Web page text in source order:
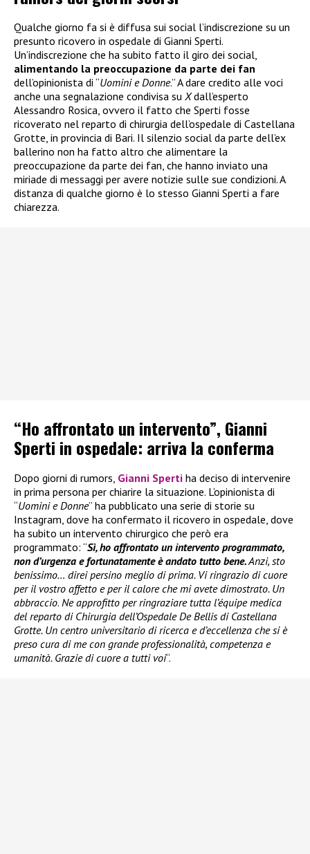
Qualche giorno fa si è diffusa sui social l’indiscrezione su un
presunto ricovero in ospedale di Gianni Sperti.
Un’indiscrezione che ha subito fatto il giro dei social,
alimentando la preoccupazione da parte dei fan
dell’opinionista di “Uomini e Donne.” A dare credito alle voci
anche una segnalazione condivisa su Xdall’esperto
Alessandro Rosica, ovvero il fatto che Sperti fosse
ricoverato nel reparto di chirurgia dell’ospedale di Castellana
Grotte, in provincia di Bari. Il silenzio social da parte dell’ex
ballerino non ha fatto altro che alimentare la
preoccupazione da parte dei fan, che hanno inviato una
miriade di messaggi per avere notizie sulle sue condizioni. A
distanza di qualche giorno è lo stesso Gianni Sperti a fare
chiarezza.
“Ho affrontato un intervento”, Gianni
Sperti in ospedale: arriva la conferma
Dopo giorni di rumors, Gianni Sperti ha deciso di intervenire
in prima persona per chiarire la situazione. L’opinionista di
“Uomini e Donne” ha pubblicato una serie di storie su
Instagram, dove ha confermato il ricovero in ospedale, dove
ha subito un intervento chirurgico che però era
programmato: “Sì, ho affrontato un intervento programmato,
non d’urgenza e fortunatamente è andato tutto bene.Anzi, sto
benissimo… direi persino meglio di prima. Vi ringrazio di cuore
per il vostro affetto e per il calore che mi avete dimostrato. Un
abbraccio. Ne approfitto per ringraziare tutta l’équipe medica
del reparto di Chirurgia dell’Ospedale De Bellis di Castellana
Grotte. Un centro universitario di ricerca e d’eccellenza che si è
preso cura di me con grande professionalità, competenza e
umanità. Grazie di cuore a tutti voi“.